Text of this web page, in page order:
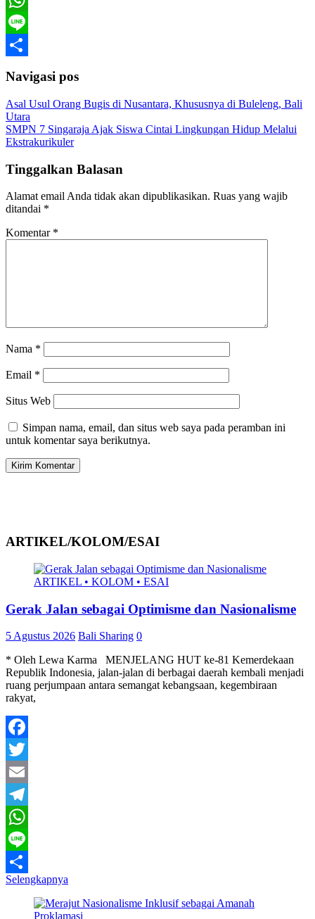
WhatsApp
Line
Navigasi pos
Asal Usul Orang Bugis di Nusantara, Khususnya di Buleleng, Bali
Utara
SMPN 7 Singaraja Ajak Siswa Cintai Lingkungan Hidup Melalui
Ekstrakurikuler
Tinggalkan Balasan
Alamat email Anda tidak akan dipublikasikan. Ruas yang wajib
ditandai *
Komentar *
Nama *
Email *
Situs Web
Simpan nama, email, dan situs web saya pada peramban ini
untuk komentar saya berikutnya.
ARTIKEL/KOLOM/ESAI
ARTIKEL • KOLOM • ESAI
Gerak Jalan sebagai Optimisme dan Nasionalisme
5 Agustus 2026 Bali Sharing 0
* Oleh Lewa Karma MENJELANG HUT ke-81 Kemerdekaan
Republik Indonesia, jalan-jalan di berbagai daerah kembali menjadi
ruang perjumpaan antara semangat kebangsaan, kegembiraan
rakyat,
Facebook
Twitter
Email
Telegram
WhatsApp
Line
Share
Selengkapnya